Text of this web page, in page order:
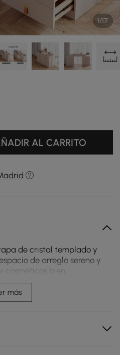
1/17
AL CARRITO
de cristal templado y
de arreglo sereno y
cosméticos bien
que los tiradores de
aportan calidez y
a diferentes espacios
según cambie la
más